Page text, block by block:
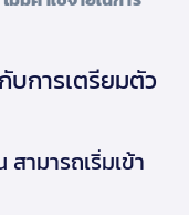
การเตรียมตัว
ามารถเริ่มเข้า